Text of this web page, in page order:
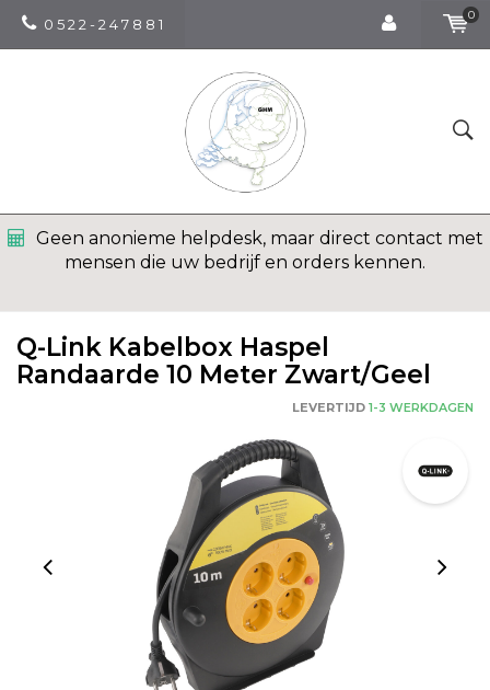
0 5 2 2 - 2 4 7 8 8 1
0
Geen anonieme helpdesk, maar direct contact met
mensen die uw bedrijf en orders kennen.
Q-Link Kabelbox Haspel
Randaarde 10 Meter Zwart/Geel
LEVERTIJD 1-3 WERKDAGEN